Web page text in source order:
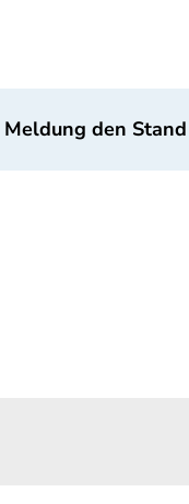
Meldung den